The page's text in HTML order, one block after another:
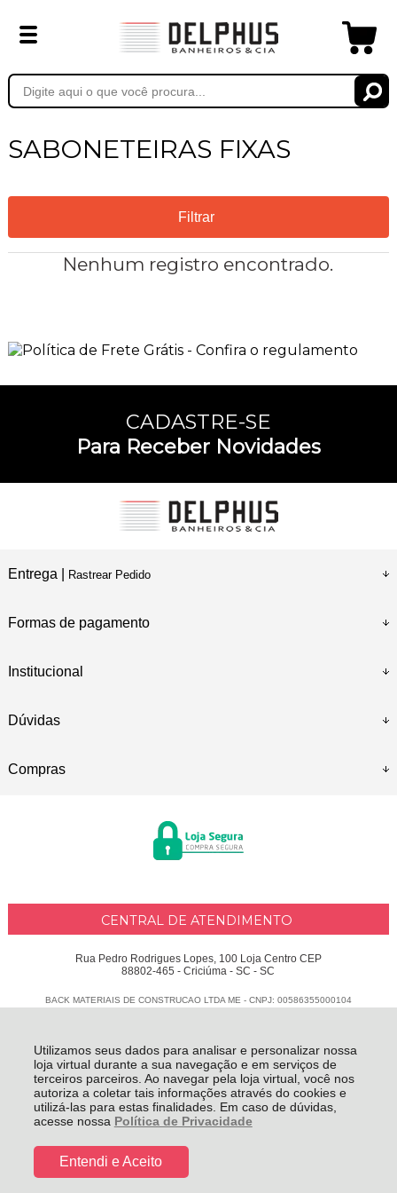
Utilizamos seus dados para analisar e personalizar nossa
loja virtual durante a sua navegação e em serviços de
terceiros parceiros. Ao navegar pela loja virtual, você nos
autoriza a coletar tais informações através do cookies e
utilizá-las para estas finalidades. Em caso de dúvidas,
acesse nossa Política de Privacidade
Entendi e Aceito
SABONETEIRAS FIXAS
Filtrar
Nenhum registro encontrado.
CADASTRE-SE
Para Receber Novidades
Entrega | Rastrear Pedido
Formas de pagamento
Institucional
Dúvidas
Compras
CENTRAL DE ATENDIMENTO
Rua Pedro Rodrigues Lopes, 100 Loja Centro CEP
88802-465 - Criciúma - SC - SC
BACK MATERIAIS DE CONSTRUCAO LTDA ME - CNPJ: 00586355000104